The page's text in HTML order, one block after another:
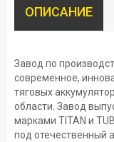
ОПИСАНИЕ
Завод по
современное,
тяговых
области. Завод
марками TITAN и
под отечественный